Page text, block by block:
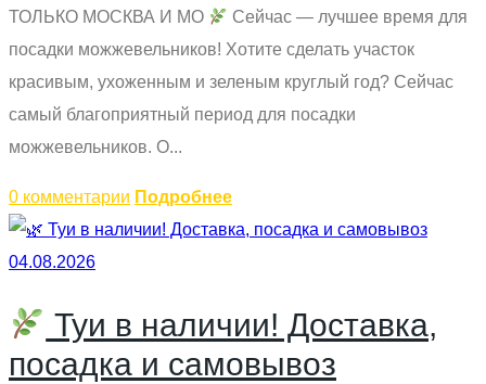
ТОЛЬКО МОСКВА И МО
Сейчас — лучшее время для
посадки можжевельников! Хотите сделать участок
красивым, ухоженным и зеленым круглый год? Сейчас
самый благоприятный период для посадки
можжевельников. О...
0 комментарии Подробнее
04.08.2026
Туи в наличии! Доставка,
посадка и самовывоз